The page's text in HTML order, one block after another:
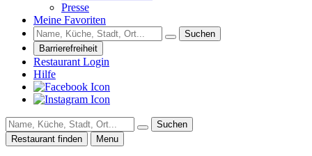
Presse
Meine Favoriten
Suchen
Barrierefreiheit
Restaurant Login
Hilfe
Suchen
Restaurant finden
Menu